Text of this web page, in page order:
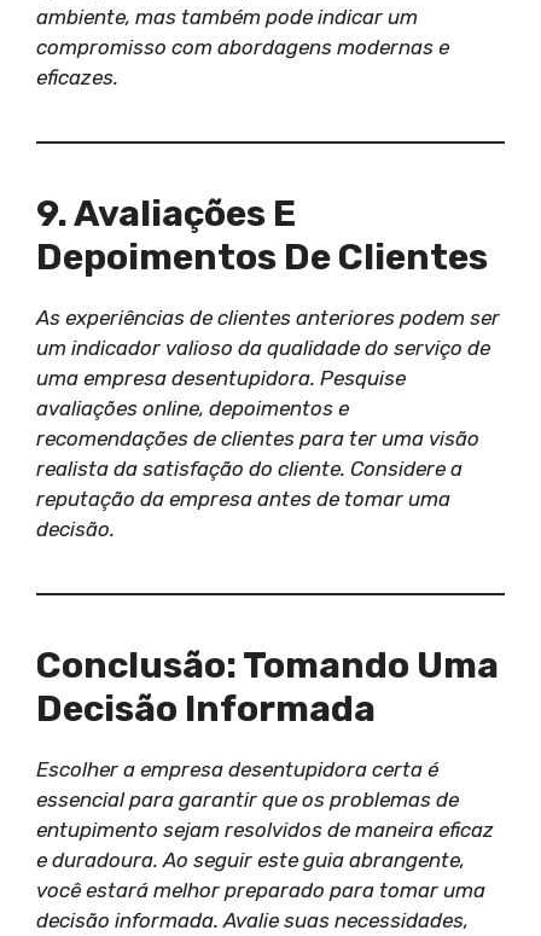
ambiente, mas também pode indicar um
compromisso com abordagens modernas e
eficazes.
9. Avaliações E
Depoimentos De Clientes
As experiências de clientes anteriores podem ser
um indicador valioso da qualidade do serviço de
uma empresa desentupidora. Pesquise
avaliações online, depoimentos e
recomendações de clientes para ter uma visão
realista da satisfação do cliente. Considere a
reputação da empresa antes de tomar uma
decisão.
Conclusão: Tomando Uma
Decisão Informada
Escolher a empresa desentupidora certa é
essencial para garantir que os problemas de
entupimento sejam resolvidos de maneira eficaz
e duradoura. Ao seguir este guia abrangente,
você estará melhor preparado para tomar uma
decisão informada. Avalie suas necessidades,